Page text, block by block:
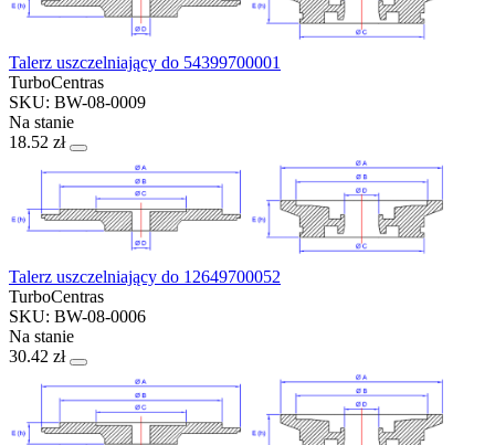
Talerz uszczelniający do 54399700001
TurboCentras
SKU: BW-08-0009
Na stanie
18.52 zł
Talerz uszczelniający do 12649700052
TurboCentras
SKU: BW-08-0006
Na stanie
30.42 zł